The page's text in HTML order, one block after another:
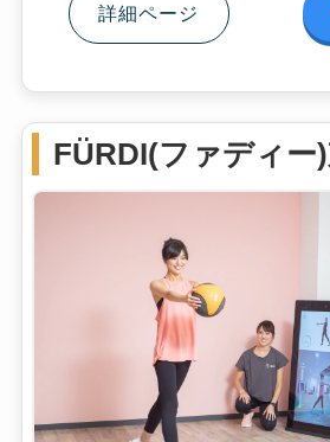
詳細ページ
FÜRDI(ファディー